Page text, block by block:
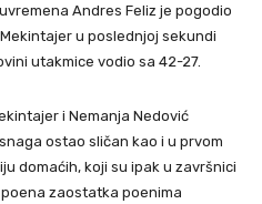
Andres Feliz je pogodio
u poslednjoj sekundi
utakmice vodio sa 42-27.
i Nemanja Nedović
ostao sličan kao i u prvom
domaćih, koji su ipak u završnici
zaostatka poenima